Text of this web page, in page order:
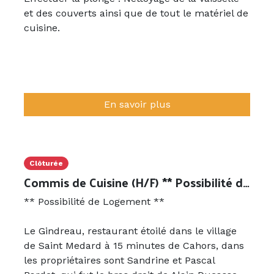
- réapprovisionner le mini bar
- passer l’aspirateur
Compétences :
- discrétion
- ponctualité
- rigueur et organisation
- sens de la relation client...
et des couverts ainsi que de tout le matériel de
cuisine.
En savoir plus
Clôturée
Commis de Cuisine (H/F) ** Possibilité de Logement **
** Possibilité de Logement **
Le Gindreau, restaurant étoilé dans le village
de Saint Medard à 15 minutes de Cahors, dans
les propriétaires sont Sandrine et Pascal